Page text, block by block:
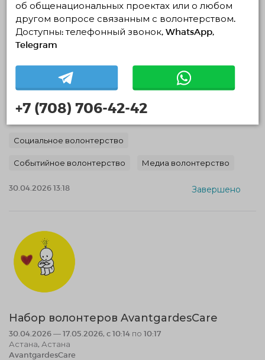
Набор волонтеров AvantgardesCare
30.04.2026 — 17.05.2026, c 10:14 по 10:17
Астана, Астана
AvantgardesCare
Экологическое волонтерство
Социальное волонтерство
Событийное волонтерство Медиа волонтерство
30.04.2026 13:18 Завершено
Набор волонтеров AvantgardesCare
30.04.2026 — 17.05.2026, c 10:14 по 10:17
Астана, Астана
AvantgardesCare
об общенациональных проектах или о любом
другом вопросе связанным с волонтерством.
Доступны: телефонный звонок, WhatsApp,
Telegram
+7 (708) 706-42-42